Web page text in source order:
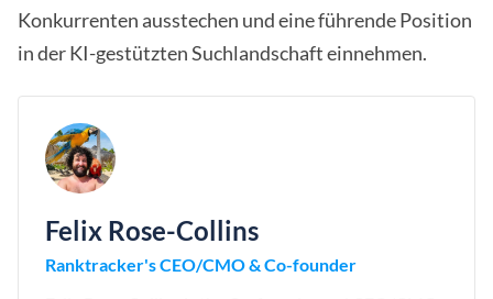
Konkurrenten ausstechen und eine führende Position
in der KI-gestützten Suchlandschaft einnehmen.
Felix Rose-Collins
Ranktracker's CEO/CMO & Co-founder